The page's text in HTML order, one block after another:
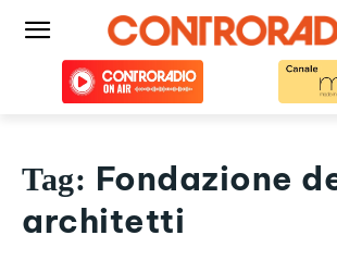
Tag: Fondazione
architetti